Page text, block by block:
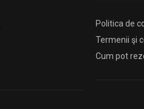
Politica de
Termenii şi
Cum pot